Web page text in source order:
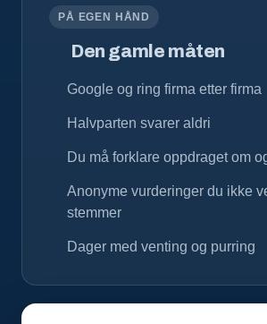
PÅ EGEN HÅND
Den gamle måten
Google og ring firma etter firma
Halvparten svarer aldri
Du må forklare oppdraget om
Anonyme vurderinger du ikke
stemmer
Dager med venting og purring